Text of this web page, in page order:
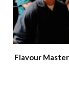
Flavour